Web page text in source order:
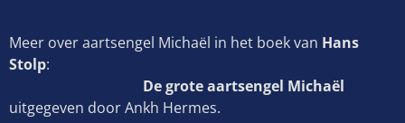
Meer over aartsengel Michaël in het boek van Hans
Stolp:
De grote aartsengel Michaël
uitgegeven door Ankh Hermes.